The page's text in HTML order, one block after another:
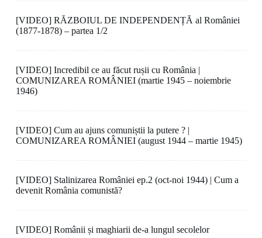
[VIDEO] RĂZBOIUL DE INDEPENDENȚĂ al României
(1877-1878) – partea 1/2
[VIDEO] Incredibil ce au făcut rușii cu România |
COMUNIZAREA ROMÂNIEI (martie 1945 – noiembrie
1946)
[VIDEO] Cum au ajuns comuniștii la putere ? |
COMUNIZAREA ROMÂNIEI (august 1944 – martie 1945)
[VIDEO] Stalinizarea României ep.2 (oct-noi 1944) | Cum a
devenit România comunistă?
[VIDEO] Românii și maghiarii de-a lungul secolelor